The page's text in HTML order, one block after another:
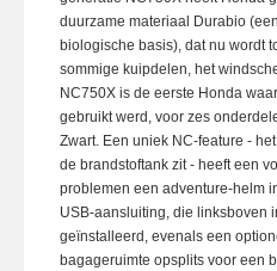
duurzame materiaal Durabio
biologische basis), datnu wordt
sommige kuipdelen, het
NC750X is de eerste Honda
gebruikt werd, voor zes
Zwart. Een uniek NC-feature -
de brandstoftank zit - heeft een
problemen een adventure-helm
USB-aansluiting, die linksboven
geïnstalleerd, evenals een
bagageruimte opsplits voor een